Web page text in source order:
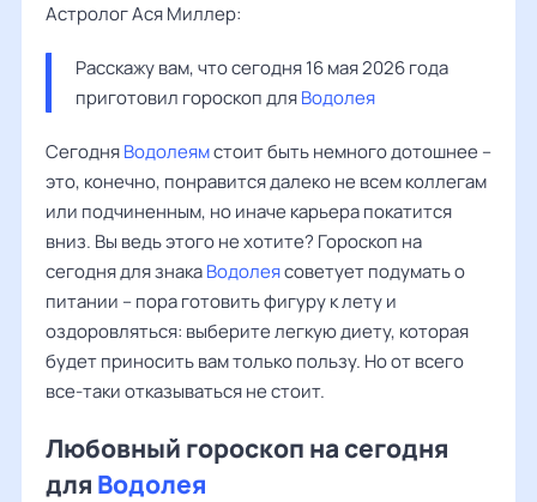
Астролог Ася Миллер:
Расскажу вам, что сегодня 16 мая 2026 года
приготовил гороскоп для Водолея
СегодняВодолеямстоит быть немного дотошнее –
это, конечно, понравится далеко не всем коллегам
или подчиненным, но иначе карьера покатится
вниз. Вы ведь этого не хотите? Гороскоп на
сегодня для знакаВодолеясоветует подумать о
питании – пора готовить фигуру к лету и
оздоровляться: выберите легкую диету, которая
будет приносить вам только пользу. Но от всего
все-таки отказываться не стоит.
Любовный гороскоп на сегодня
для Водолея